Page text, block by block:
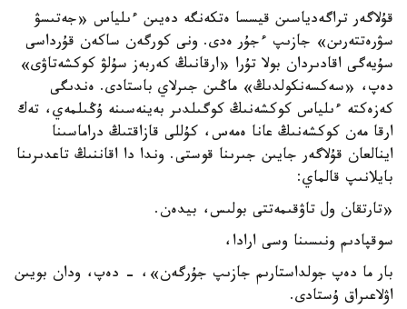
قۇلاگەر تراگەدياسىن قيسسا ەتكەنگە دەيىن ءىلياس «جەتىسۋ
سۋرەتتەرىن» جازىپ ءجۇر ەدى. ونى كورگەن ساكەن قۇرداسى
سۇيەگى اقادىردان بولا تۇرا «ارقانىڭ كەربەز سۇلۋ كوكشەتاۋى»
دەپ، «سەكسەنكولدىڭ» ماڭىن جىرلاي باستادى. ەندىگى
كەزەكتە ءىلياس كوكشەنىڭ كوگىلدىر بەينەسىنە ۇڭىلمەي، تەك
ارقا مەن كوكشەنىڭ عانا ەمەس، كۇللى قازاقتىڭ دراماسىنا
اينالعان قۇلاگەر جايىن جىرىنا قوستى. وندا دا اقاننىڭ تاعدىرىنا
بايلانىپ قالماي:
«تارتقان ول تاۋقىمەتتى بولىس، بيدەن.
سوقپادىم ونىسىنا وسى ارادا،
بار ما دەپ جولداستارىم جازىپ جۇرگەن»، - دەپ، ودان بويىن
اۋلاعىراق ۇستادى.